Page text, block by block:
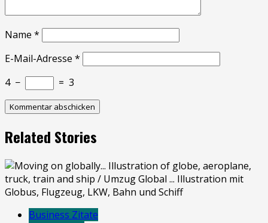
Name *
E-Mail-Adresse *
4 − = 3
Related Stories
Business Zitate